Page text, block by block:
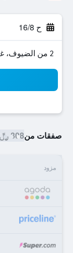
ح 16/8
2 من الضيوف، غرفة واحدة
صفقات من308 ﷼
مزود